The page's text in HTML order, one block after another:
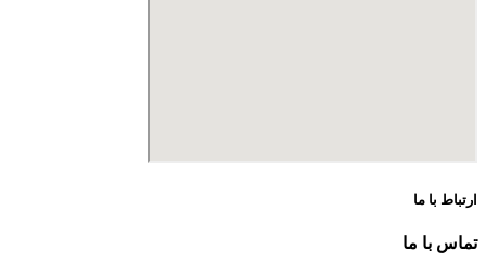
ارتباط با ما
تماس با ما